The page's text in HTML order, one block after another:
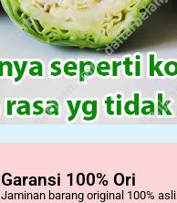
Garansi 100% Ori
Jaminan barang original 100% asli